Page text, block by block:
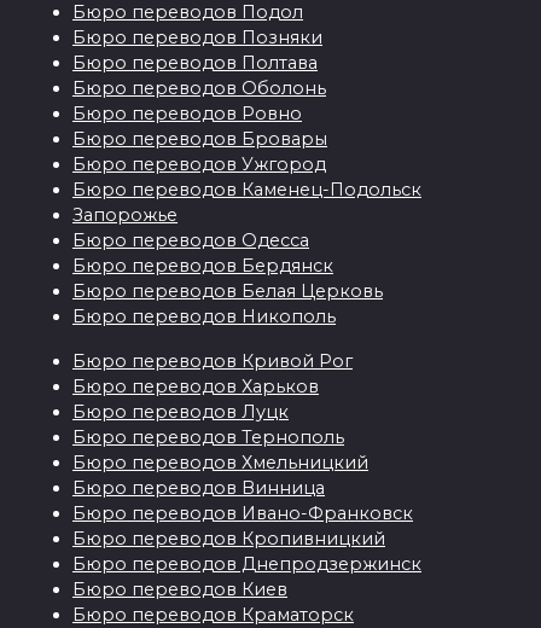
Бюро переводов Подол
Бюро переводов Позняки
Бюро переводов Полтава
Бюро переводов Оболонь
Бюро переводов Ровно
Бюро переводов Бровары
Бюро переводов Ужгород
Бюро переводов Каменец-Подольск
Запорожье
Бюро переводов Одесса
Бюро переводов Бердянск
Бюро переводов Белая Церковь
Бюро переводов Никополь
Бюро переводов Кривой Рог
Бюро переводов Харьков
Бюро переводов Луцк
Бюро переводов Тернополь
Бюро переводов Хмельницкий
Бюро переводов Винница
Бюро переводов Ивано-Франковск
Бюро переводов Кропивницкий
Бюро переводов Днепродзержинск
Бюро переводов Киев
Бюро переводов Краматорск